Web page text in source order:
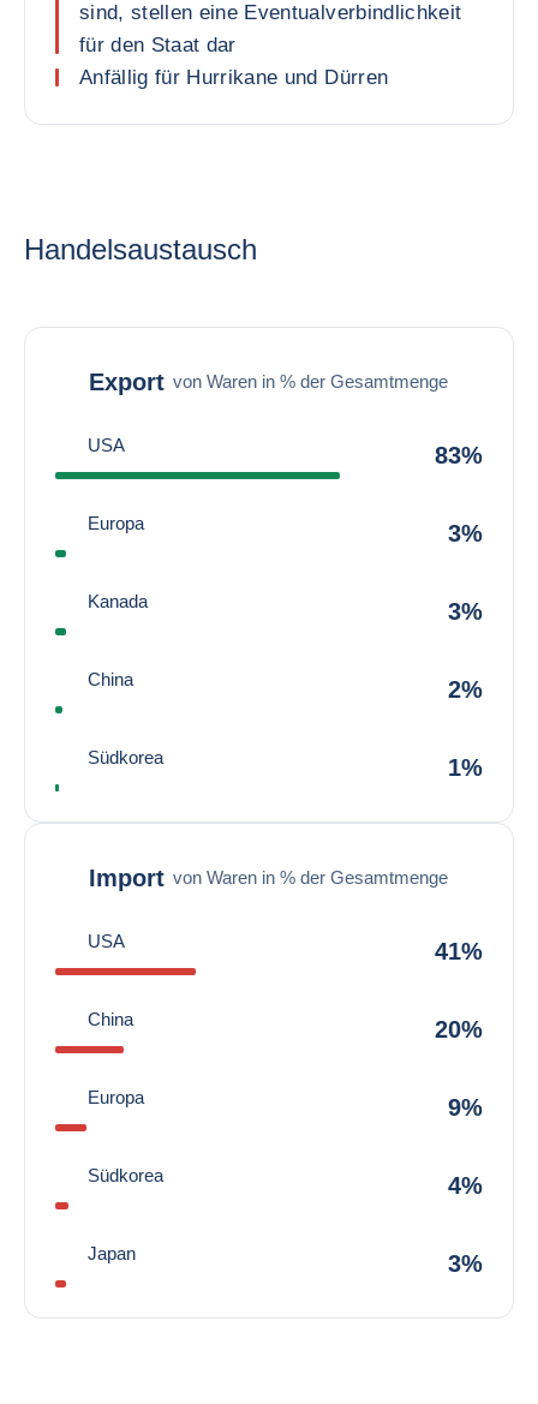
sind, stellen eine Eventualverbindlichkeit
für den Staat dar
Anfällig für Hurrikane und Dürren
Handelsaustausch
Export von Waren in % der Gesamtmenge
USA 83%
Europa 3%
Kanada 3%
China 2%
Südkorea 1%
Import von Waren in % der Gesamtmenge
USA 41%
China 20%
Europa 9%
Südkorea 4%
Japan 3%